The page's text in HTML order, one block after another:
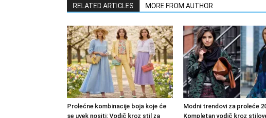
RELATED ARTICLES MORE FROM AUTHOR
Prolećne kombinacije boja koje će
se uvek nositi: Vodič kroz stil za
Modni trendovi za proleće
Kompletan vodič kroz